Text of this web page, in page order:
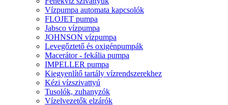
Vízpumpa automata kapcsolók
FLOJET pumpa
Jabsco vízpumpa
JOHNSON vízpumpa
Levegőztető és oxigénpumpák
Macerátor - fekália pumpa
IMPELLER pumpa
Kiegyenlítő tartály vízrendszerekhez
Kézi vízszivattyú
Tusolók, zuhanyzók
Vízelvezetők elzárók